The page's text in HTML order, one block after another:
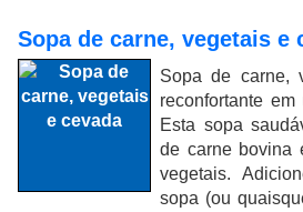
Sopa de carne, vegetais e
Sopa de carne,
reconfortante
Esta sopa
de carne bovina
vegetais.
sopa (ou